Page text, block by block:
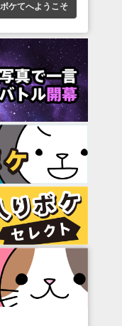
ボケてへようこそ